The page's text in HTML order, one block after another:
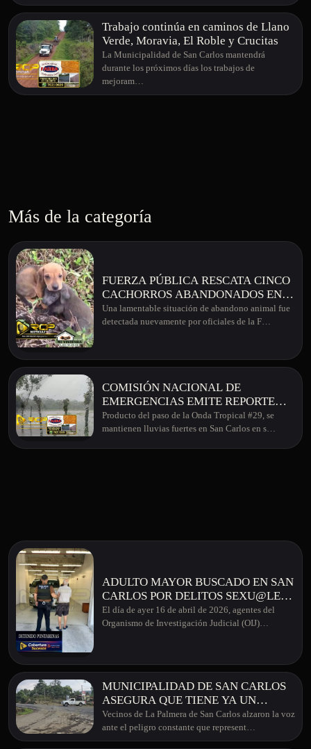
Trabajo continúa en caminos de Llano
Verde, Moravia, El Roble y Crucitas
La Municipalidad de San Carlos mantendrá
durante los próximos días los trabajos de
mejoram…
Más de la categoría
FUERZA PÚBLICA RESCATA CINCO
CACHORROS ABANDONADOS EN
GARABITO DE AGUAS ZARCAS
Una lamentable situación de abandono animal fue
detectada nuevamente por oficiales de la F…
COMISIÓN NACIONAL DE
EMERGENCIAS EMITE REPORTE
SOBRE AFECTACIONES EN LA
ZONA TRAS PASO DE ONDA
Producto del paso de la Onda Tropical #29, se
mantienen lluvias fuertes en San Carlos en s…
ADULTO MAYOR BUSCADO EN SAN
CARLOS POR DELITOS SEXU@LES,
FUE DETNIDO EN PUNTARENAS
El día de ayer 16 de abril de 2026, agentes del
Organismo de Investigación Judicial (OIJ)…
MUNICIPALIDAD DE SAN CARLOS
ASEGURA QUE TIENE YA UN
ACERCAMIENTO CON CONAVI
PARA INTERVENCIÓN DE
"ENTRADA A LAS TERMALES"
Vecinos de La Palmera de San Carlos alzaron la voz
ante el peligro constante que represent…